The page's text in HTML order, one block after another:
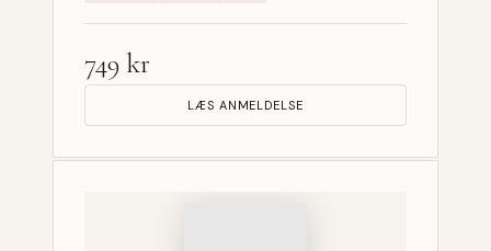
749 kr
LÆS ANMELDELSE